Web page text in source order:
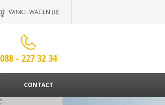
WINKELWAGEN (0)
088 - 227 32 34
CONTACT